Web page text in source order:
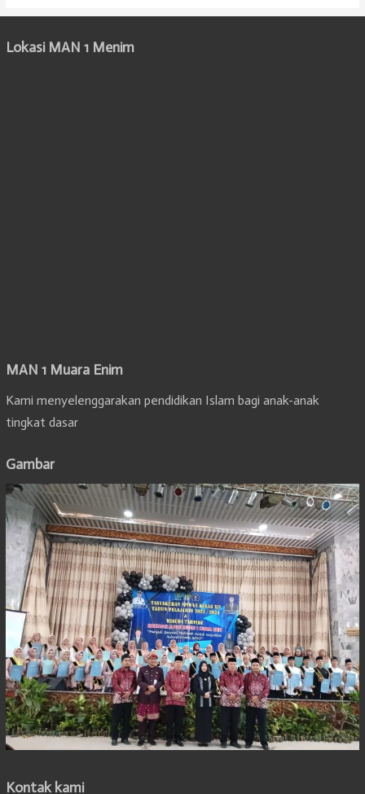
Lokasi MAN 1 Menim
MAN 1 Muara Enim
Kami menyelenggarakan pendidikan Islam bagi anak-anak
tingkat dasar
Gambar
Kontak kami